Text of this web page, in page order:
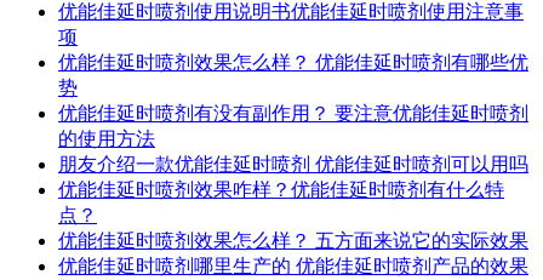
优能佳延时喷剂使用说明书优能佳延时喷剂使用注意事
项
优能佳延时喷剂效果怎么样？ 优能佳延时喷剂有哪些优
势
优能佳延时喷剂有没有副作用？ 要注意优能佳延时喷剂
的使用方法
朋友介绍一款优能佳延时喷剂 优能佳延时喷剂可以用吗
优能佳延时喷剂效果咋样？优能佳延时喷剂有什么特
点？
优能佳延时喷剂效果怎么样？ 五方面来说它的实际效果
优能佳延时喷剂哪里生产的 优能佳延时喷剂产品的效果